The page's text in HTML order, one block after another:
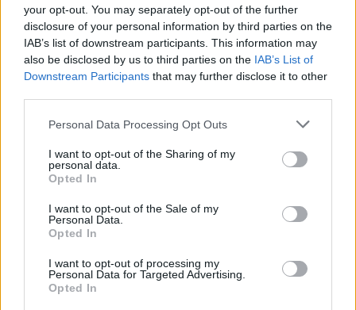
your opt-out. You may separately opt-out of the further
disclosure of your personal information by third parties on the
IAB’s list of downstream participants. This information may
also be disclosed by us to third parties on the IAB’s List of
Downstream Participants that may further disclose it to other
Personal Data Processing Opt Outs
I want to opt-out of the Sharing of my
personal data.
Opted In
I want to opt-out of the Sale of my
Personal Data.
Opted In
I want to opt-out of processing my
Personal Data for Targeted Advertising.
Opted In
Μπαρτσελόνα Γιασικεβίτσιους Σαρούνας
Μπάγερν Μονάχου-Μπαρτσελόνα Euroleague
Euroleague playoffs
COMMENTS
Συνδεθείτε για να σχολιάσετε